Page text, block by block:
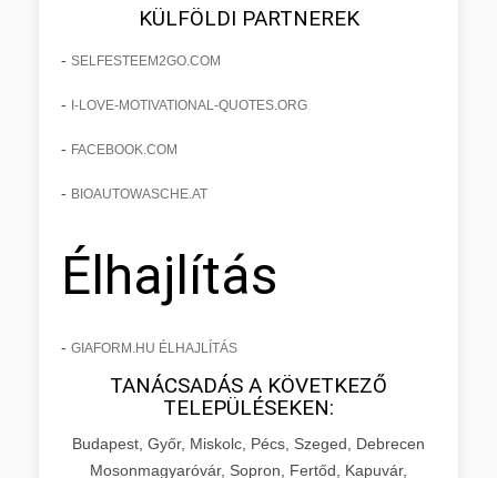
KÜLFÖLDI PARTNEREK
- SELFESTEEM2GO.COM
- I-LOVE-MOTIVATIONAL-QUOTES.ORG
- FACEBOOK.COM
- BIOAUTOWASCHE.AT
Élhajlítás
- GIAFORM.HU ÉLHAJLÍTÁS
TANÁCSADÁS A KÖVETKEZŐ
TELEPÜLÉSEKEN:
Budapest, Győr, Miskolc, Pécs, Szeged, Debrecen
Mosonmagyaróvár, Sopron, Fertőd, Kapuvár,